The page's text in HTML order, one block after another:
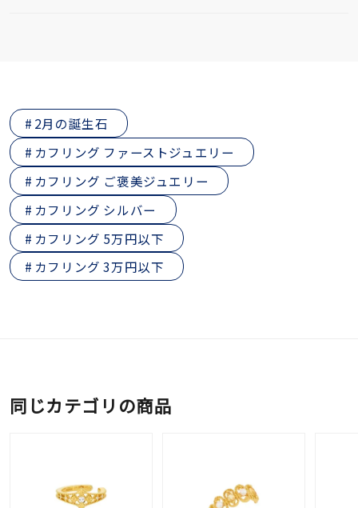
2月の誕生石
カフリング ファーストジュエリー
カフリング ご褒美ジュエリー
カフリング シルバー
カフリング 5万円以下
カフリング 3万円以下
同じカテゴリの商品